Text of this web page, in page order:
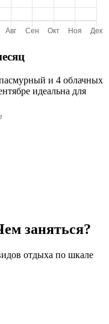
и 4 облачных
идеальна для
заняться?
отдыха по шкале